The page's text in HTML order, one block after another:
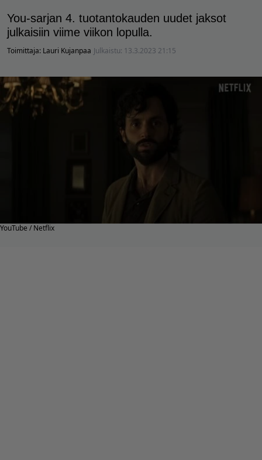
You-sarjan 4. tuotantokauden uudet jaksot
julkaisiin viime viikon lopulla.
Toimittaja: Lauri Kujanpaa Julkaistu: 13.3.2023 21:15
YouTube / Netflix